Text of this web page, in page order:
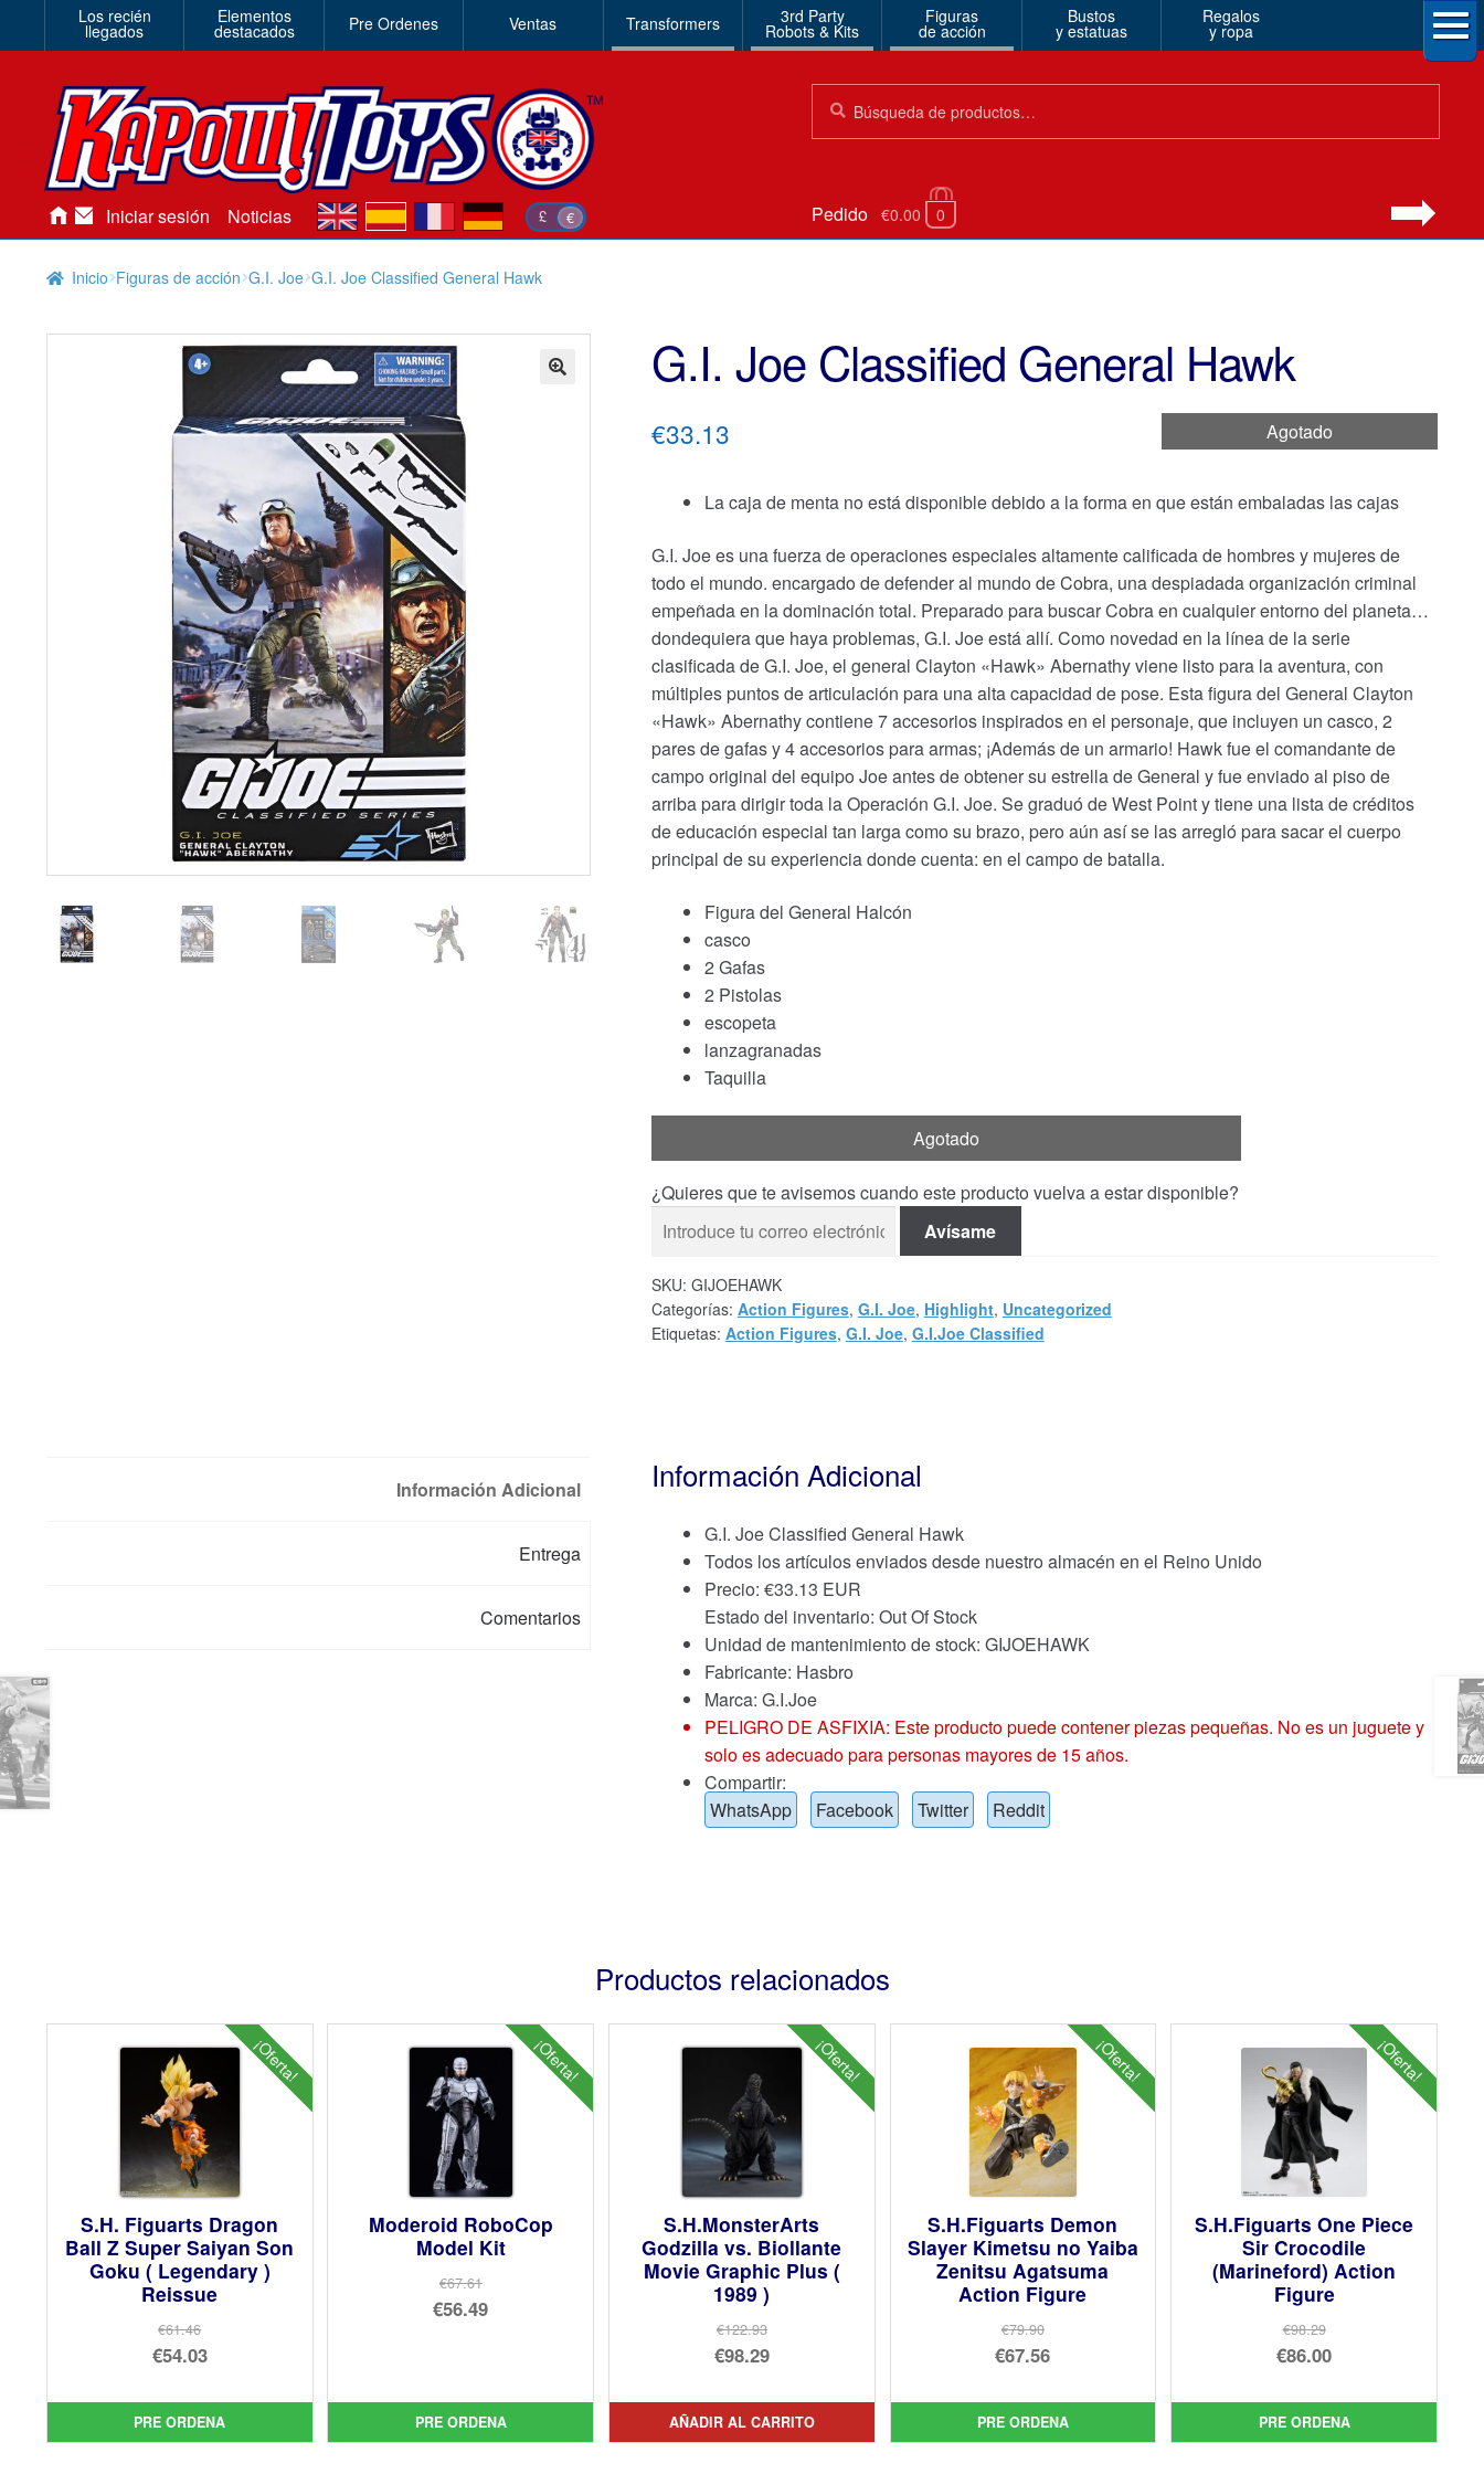
Los recién
llegados
Elementos
destacados Pre Ordenes Ventas Transformers 3rd Party
Robots & Kits
Figuras
de acción
Bustos
y estatuas
Regalos
y ropa
Iniciar sesión Noticias £ €
en es de Pedido €0.00 0
Inicio Figuras de acción G.I. Joe G.I. Joe Classified General Hawk
G.I. Joe Classified General Hawk
Agotado
€33.13
La caja de menta no está disponible debido a la forma en que están embaladas las cajas
G.I. Joe es una fuerza de operaciones especiales altamente calificada de hombres y mujeres de
todo el mundo. encargado de defender al mundo de Cobra, una despiadada organización criminal
empeñada en la dominación total. Preparado para buscar Cobra en cualquier entorno del planeta…
dondequiera que haya problemas, G.I. Joe está allí. Como novedad en la línea de la serie
clasificada de G.I. Joe, el general Clayton «Hawk» Abernathy viene listo para la aventura, con
múltiples puntos de articulación para una alta capacidad de pose. Esta figura del General Clayton
«Hawk» Abernathy contiene 7 accesorios inspirados en el personaje, que incluyen un casco, 2
pares de gafas y 4 accesorios para armas; ¡Además de un armario! Hawk fue el comandante de
campo original del equipo Joe antes de obtener su estrella de General y fue enviado al piso de
arriba para dirigir toda la Operación G.I. Joe. Se graduó de West Point y tiene una lista de créditos
de educación especial tan larga como su brazo, pero aún así se las arregló para sacar el cuerpo
principal de su experiencia donde cuenta: en el campo de batalla.
Figura del General Halcón
casco
2 Gafas
2 Pistolas
escopeta
lanzagranadas
Taquilla
Agotado
¿Quieres que te avisemos cuando este producto vuelva a estar disponible?
Avísame
SKU: GIJOEHAWK
Categorías: Action Figures, G.I. Joe, Highlight, Uncategorized
Etiquetas: Action Figures, G.I. Joe, G.I.Joe Classified
Información Adicional
Entrega
Comentarios
Información Adicional
G.I. Joe Classified General Hawk
Todos los artículos enviados desde nuestro almacén en el Reino Unido
Precio: €33.13 EUR
Estado del inventario: Out Of Stock
Unidad de mantenimiento de stock: GIJOEHAWK
Fabricante: Hasbro
Marca: G.I.Joe
PELIGRO DE ASFIXIA: Este producto puede contener piezas pequeñas. No es un juguete y
solo es adecuado para personas mayores de 15 años.
Compartir:
WhatsApp
Facebook Twitter Reddit
Productos relacionados
¡Oferta!
S.H. Figuarts Dragon
Ball Z Super Saiyan Son
Goku ( Legendary )
Reissue
€61.46
El
original
era:
€54.03
precio
actual
PRE ORDENA
¡Oferta!
Moderoid RoboCop
Model Kit
€67.61
El
era:
€67.61.
€56.49
actual
es:
PRE ORDENA
¡Oferta!
S.H.MonsterArts
Godzilla vs. Biollante
Movie Graphic Plus (
1989 )
€122.93
El
original
era:
€98.29
precio
actual
AÑADIR AL CARRITO
¡Oferta!
S.H.Figuarts Demon
Slayer Kimetsu no Yaiba
Zenitsu Agatsuma
Action Figure
€79.90
El
original
era:
€67.56
precio
actual
PRE ORDENA
¡Oferta!
S.H.Figuarts One Piece
Sir Crocodile
(Marineford) Action
Figure
€98.29
El
original
era:
€86.00
precio
actual
PRE ORDENA